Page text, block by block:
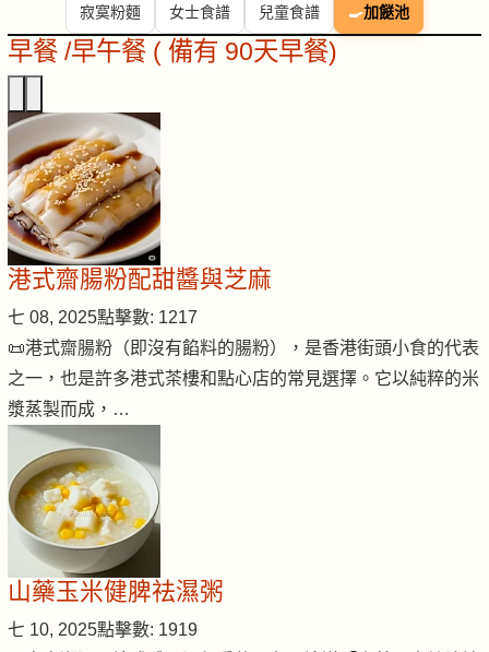
寂寞粉麵 女士食譜 兒童食譜 🍳加餸池
早餐 /早午餐 ( 備有 90天早餐)
港式齋腸粉配甜醬與芝麻
七 08, 2025點擊數: 1217
📜港式齋腸粉（即沒有餡料的腸粉），是香港街頭小食的代表
之一，也是許多港式茶樓和點心店的常見選擇。它以純粹的米
漿蒸製而成，…
山藥玉米健脾祛濕粥
七 10, 2025點擊數: 1919